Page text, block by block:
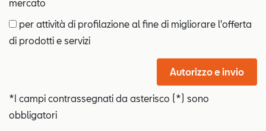
mercato
per attività di profilazione al fine di migliorare l'offerta
di prodotti e servizi
Autorizzo e invio
*I campi contrassegnati da asterisco (*) sono
obbligatori